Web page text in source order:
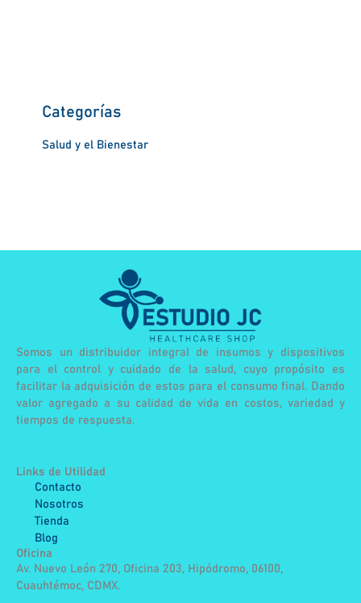
Categorías
Salud y el Bienestar
Somos un distribuidor integral de insumos y dispositivos
para el control y cuidado de la salud, cuyo propósito es
facilitar la adquisición de estos para el consumo final. Dando
valor agregado a su calidad de vida en costos, variedad y
tiempos de respuesta.
Links de Utilidad
Contacto
Nosotros
Tienda
Blog
Oficina
Av. Nuevo León 270, Oficina 203, Hipódromo, 06100,
Cuauhtémoc, CDMX.